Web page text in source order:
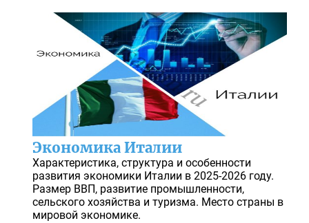
Экономика Италии
Характеристика, структура и особенности
развития экономики Италии в 2025-2026 году.
Размер ВВП, развитие промышленности,
сельского хозяйства и туризма. Место страны в
мировой экономике.